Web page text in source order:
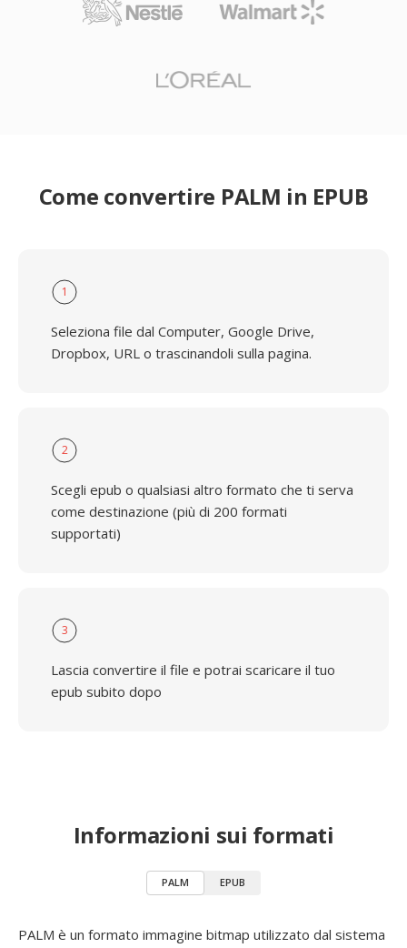
Come convertire PALM in EPUB
1
Seleziona file dal Computer, Google Drive,
Dropbox, URL o trascinandoli sulla pagina.
2
Scegli epub o qualsiasi altro formato che ti serva
come destinazione (più di 200 formati
supportati)
3
Lascia convertire il file e potrai scaricare il tuo
epub subito dopo
Informazioni sui formati
PALM EPUB
PALM è un formato immagine bitmap utilizzato dal sistema